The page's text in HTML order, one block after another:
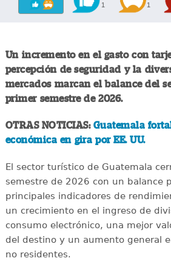
1 1
Un incremento en el gasto con
percepción de seguridad y la
mercados marcan el balance del
primer semestre de 2026.
OTRAS NOTICIAS: Guatemala
económica en gira por EE. UU.
El sector turístico de Guatemala
semestre de 2026 con un balance
principales indicadores de
un crecimiento en el ingreso de
consumo electrónico, una mejor
del destino y un aumento general
no residentes.